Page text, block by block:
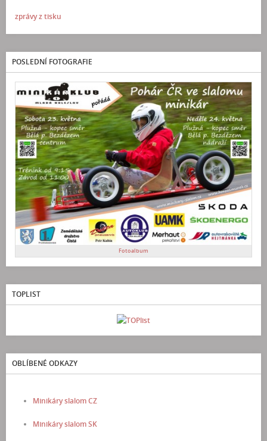
zprávy z tisku
POSLEDNÍ FOTOGRAFIE
Fotoalbum
TOPLIST
OBLÍBENÉ ODKAZY
Minikáry slalom CZ
Minikáry slalom SK